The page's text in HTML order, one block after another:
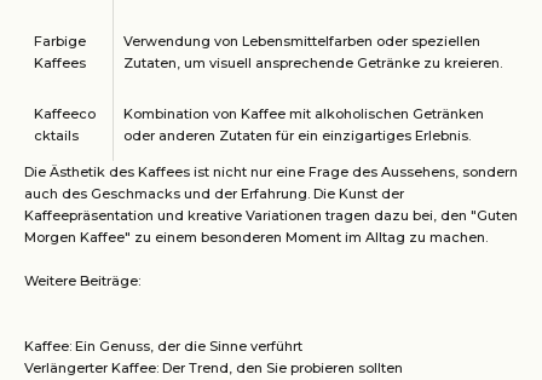
Farbige
Kaffees
Verwendung von Lebensmittelfarben oder speziellen
Zutaten, um visuell ansprechende Getränke zu kreieren.
Kaffeeco
cktails
Kombination von Kaffee mit alkoholischen Getränken
oder anderen Zutaten für ein einzigartiges Erlebnis.
Die Ästhetik des Kaffees ist nicht nur eine Frage des Aussehens, sondern
auch des Geschmacks und der Erfahrung. Die Kunst der
Kaffeepräsentation und kreative Variationen tragen dazu bei, den "Guten
Morgen Kaffee" zu einem besonderen Moment im Alltag zu machen.
Weitere Beiträge:
Kaffee: Ein Genuss, der die Sinne verführt
Verlängerter Kaffee: Der Trend, den Sie probieren sollten